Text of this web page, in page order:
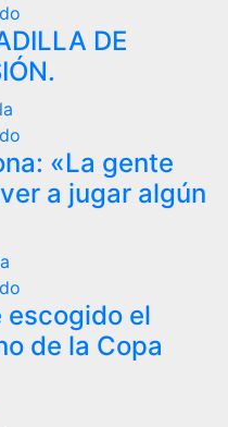
DE
«La gente
a jugar algún
escogido el
de la Copa